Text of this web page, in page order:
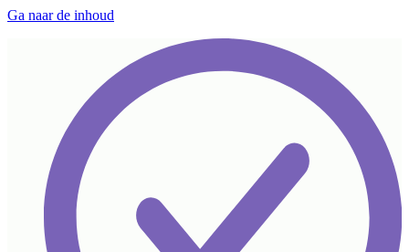
Ga naar de inhoud